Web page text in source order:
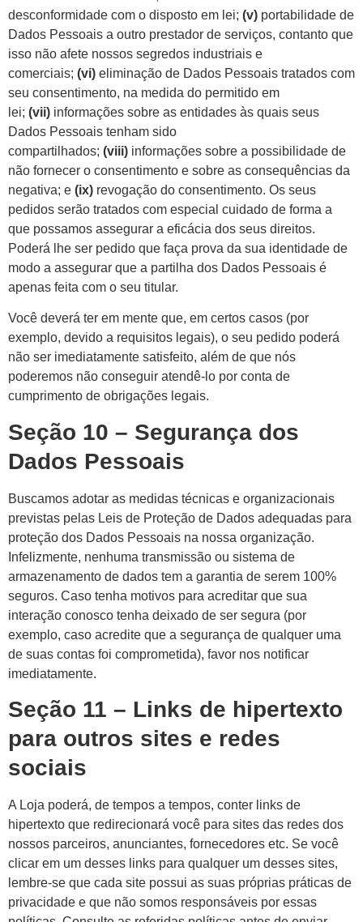
desconformidade com o disposto em lei; (v) portabilidade de
Dados Pessoais a outro prestador de serviços, contanto que
isso não afete nossos segredos industriais e
comerciais; (vi) eliminação de Dados Pessoais tratados com
seu consentimento, na medida do permitido em
lei; (vii) informações sobre as entidades às quais seus
Dados Pessoais tenham sido
compartilhados; (viii) informações sobre a possibilidade de
não fornecer o consentimento e sobre as consequências da
negativa; e (ix) revogação do consentimento. Os seus
pedidos serão tratados com especial cuidado de forma a
que possamos assegurar a eficácia dos seus direitos.
Poderá lhe ser pedido que faça prova da sua identidade de
modo a assegurar que a partilha dos Dados Pessoais é
apenas feita com o seu titular.
Você deverá ter em mente que, em certos casos (por
exemplo, devido a requisitos legais), o seu pedido poderá
não ser imediatamente satisfeito, além de que nós
poderemos não conseguir atendê-lo por conta de
cumprimento de obrigações legais.
Seção 10 – Segurança dos
Dados Pessoais
Buscamos adotar as medidas técnicas e organizacionais
previstas pelas Leis de Proteção de Dados adequadas para
proteção dos Dados Pessoais na nossa organização.
Infelizmente, nenhuma transmissão ou sistema de
armazenamento de dados tem a garantia de serem 100%
seguros. Caso tenha motivos para acreditar que sua
interação conosco tenha deixado de ser segura (por
exemplo, caso acredite que a segurança de qualquer uma
de suas contas foi comprometida), favor nos notificar
imediatamente.
Seção 11 – Links de hipertexto
para outros sites e redes
sociais
A Loja poderá, de tempos a tempos, conter links de
hipertexto que redirecionará você para sites das redes dos
nossos parceiros, anunciantes, fornecedores etc. Se você
clicar em um desses links para qualquer um desses sites,
lembre-se que cada site possui as suas próprias práticas de
privacidade e que não somos responsáveis por essas